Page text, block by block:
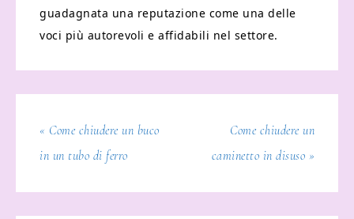
guadagnata una reputazione come una delle
voci più autorevoli e affidabili nel settore.
« Come chiudere un buco
in un tubo di ferro
Come chiudere un
caminetto in disuso »